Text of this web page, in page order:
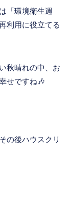
「環境衛生週
利用に役立てる
秋晴れの中、お
せですね🎶
の後ハウスクリ